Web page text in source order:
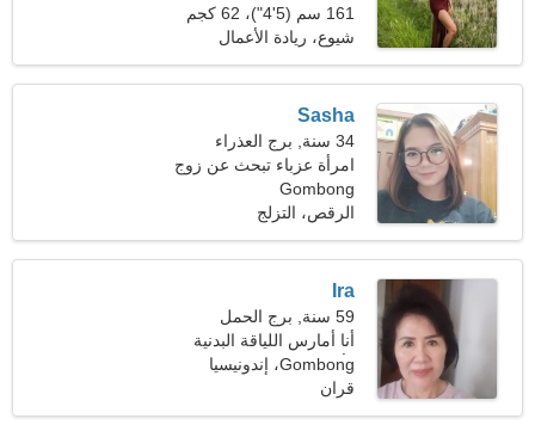
161 سم (5'4")، 62 كجم
(136 رطلا)
شيوع، ريادة الأعمال
Sasha
34 سنة, برج العذراء
امرأة عزباء تبحث عن زوج
36-45
Gombong
الرقص، التزلج
Ira
59 سنة, برج الحمل
أنا أمارس اللياقة البدنية
وأمشي في الهواء الطلق
Gombong، إندونيسيا
قران